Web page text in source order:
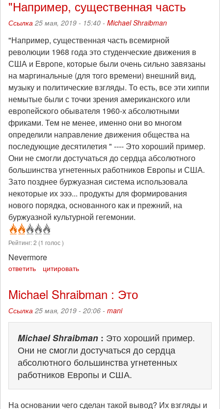
"Например, существенная часть
Ссылка 25 мая, 2019 - 15:40 - Michael Shraibman
"Например, существенная часть всемирной
революции 1968 года это студенческие движения в
США и Европе, которые были очень сильно завязаны
на маргинальные (для того времени) внешний вид,
музыку и политические взгляды. То есть, все эти хиппи
немытые были с точки зрения американского или
европейского обывателя 1960-х абсолютными
фриками. Тем не менее, именно они во многом
определили направление движения общества на
последующие десятилетия " ---- Это хороший пример.
Они не смогли достучаться до сердца абсолютного
большинства угнетенных работников Европы и США.
Зато позднее буржуазная система использовала
некоторые их эээ... продукты для формирования
нового порядка, основанного как и прежний, на
буржуазной культурной гегемонии.
Рейтинг:2 (1 голос )
Nevermore
ответить цитировать
Michael Shraibman : Это
Ссылка 25 мая, 2019 - 20:06 - mani
Michael Shraibman: Это хороший пример.
Они не смогли достучаться до сердца
абсолютного большинства угнетенных
работников Европы и США.
На основании чего сделан такой вывод? Их взгляды и